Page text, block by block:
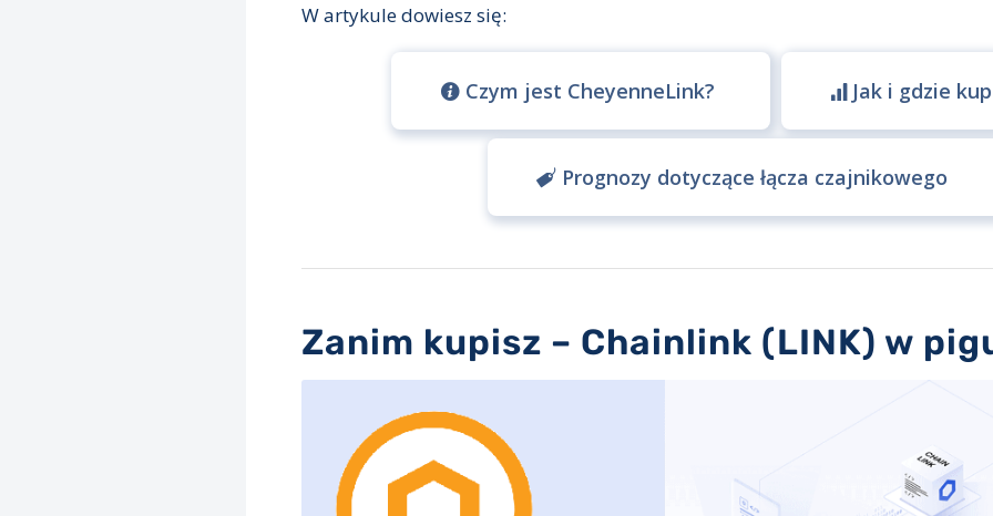
W artykule dowiesz się:
Czym jest CheyenneLink? Jak i gdzie
Prognozy dotyczące łącza czajnikowego
Zanim kupisz – Chainlink (LINK) w